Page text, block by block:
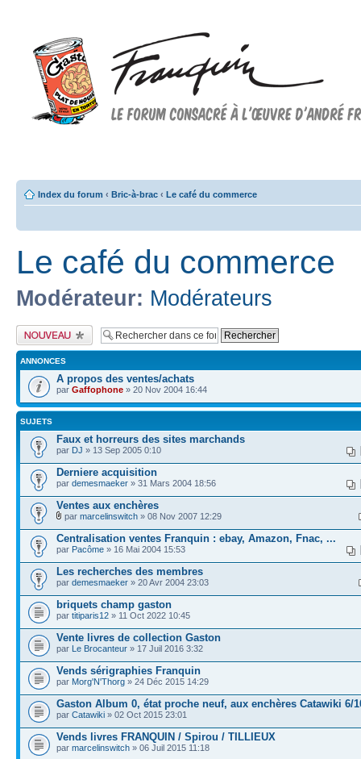
Index du forum ‹ Bric-à-brac ‹ Le café du commerce
Le café du commerce
Modérateur: Modérateurs
Publier un nouveau
sujet
ANNONCES
A propos des ventes/achats
par Gaffophone » 20 Nov 2004 16:44
SUJETS
Faux et horreurs des sites marchands
par DJ » 13 Sep 2005 0:10
Derniere acquisition
par demesmaeker » 31 Mars 2004 18:56
Ventes aux enchères
par marcelinswitch » 08 Nov 2007 12:29
Centralisation ventes Franquin : ebay, Amazon, Fnac, ...
par Pacôme » 16 Mai 2004 15:53
Les recherches des membres
par demesmaeker » 20 Avr 2004 23:03
briquets champ gaston
par titiparis12 » 11 Oct 2022 10:45
Vente livres de collection Gaston
par Le Brocanteur » 17 Juil 2016 3:32
Vends sérigraphies Franquin
par Morg'N'Thorg » 24 Déc 2015 14:29
Gaston Album 0, état proche neuf, aux enchères Catawiki 6/
par Catawiki » 02 Oct 2015 23:01
Vends livres FRANQUIN / Spirou / TILLIEUX
par marcelinswitch » 06 Juil 2015 11:18